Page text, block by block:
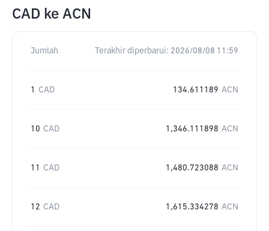
CAD ke ACN
Jumlah Terakhir diperbarui: 2026/08/08 11:59
1 CAD 134.611189 ACN
10 CAD 1,346.111898 ACN
11 CAD 1,480.723088 ACN
12 CAD 1,615.334278 ACN